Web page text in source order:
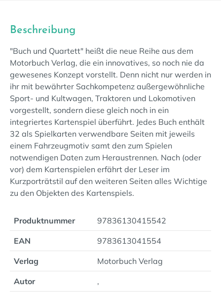
Beschreibung
"Buch und Quartett" heißt die neue Reihe aus dem
Motorbuch Verlag, die ein innovatives, so noch nie da
gewesenes Konzept vorstellt. Denn nicht nur werden in
ihr mit bewährter Sachkompetenz außergewöhnliche
Sport- und Kultwagen, Traktoren und Lokomotiven
vorgestellt, sondern diese gleich noch in ein
integriertes Kartenspiel überführt. Jedes Buch enthält
32 als Spielkarten verwendbare Seiten mit jeweils
einem Fahrzeugmotiv samt den zum Spielen
notwendigen Daten zum Heraustrennen. Nach (oder
vor) dem Kartenspielen erfährt der Leser im
Kurzporträtstil auf den weiteren Seiten alles Wichtige
zu den Objekten des Kartenspiels.
Produktnummer 97836130415542
EAN 9783613041554
Verlag Motorbuch Verlag
Autor ,